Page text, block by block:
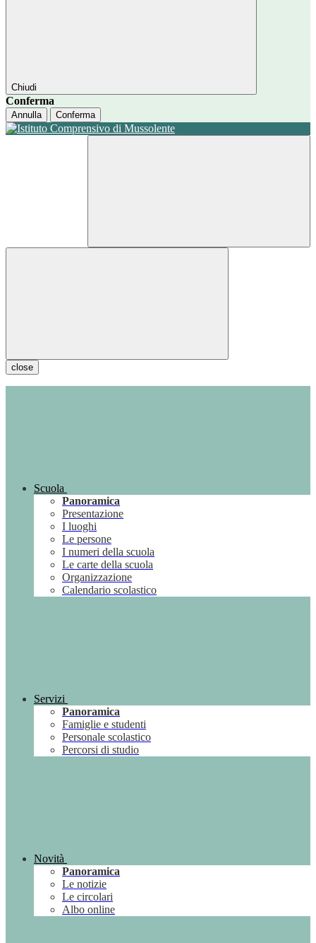
Chiudi
Conferma
Annulla Conferma
close
Scuola
Panoramica
Presentazione
I luoghi
Le persone
I numeri della scuola
Le carte della scuola
Organizzazione
Calendario scolastico
Servizi
Panoramica
Famiglie e studenti
Personale scolastico
Percorsi di studio
Novità
Panoramica
Le notizie
Le circolari
Albo online